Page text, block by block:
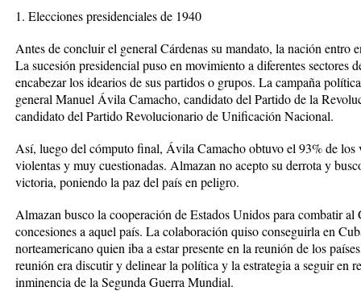
1. Elecciones presidenciales de 1940
Antes de concluir el general Cárdenas su mandato, la nación entro
La sucesión presidencial puso en movimiento a diferentes sectores
encabezar los idearios de sus partidos o grupos. La campaña
general Manuel Ávila Camacho, candidato del Partido de la
candidato del Partido Revolucionario de Unificación Nacional.
Así, luego del cómputo final, Ávila Camacho obtuvo el 93% de los
violentas y muy cuestionadas. Almazan no acepto su derrota y
victoria, poniendo la paz del país en peligro.
Almazan busco la cooperación de Estados Unidos para combatir
concesiones a aquel país. La colaboración quiso conseguirla en
norteamericano quien iba a estar presente en la reunión de los
reunión era discutir y delinear la política y la estrategia a seguir en
inminencia de la Segunda Guerra Mundial.